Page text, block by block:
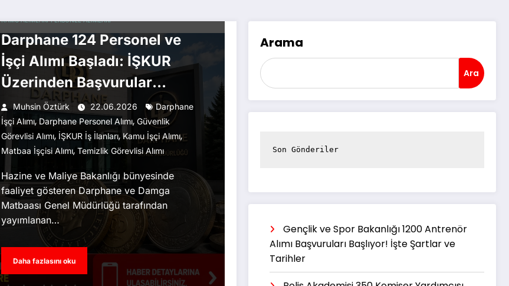
KAMU ALIMLARI PERSONEL ALIMLARI
Darphane 124 Personel ve
İşçi Alımı Başladı: İŞKUR
Üzerinden Başvurular
Alınıyor
Muhsin Öztürk 22.06.2026
Darphane
İşçi Alımı, Darphane Personel Alımı, Güvenlik
Görevlisi Alımı, İŞKUR İş İlanları,Kamu İşçi Alımı,
Matbaa İşçisi Alımı, Temizlik Görevlisi Alımı
Hazine ve Maliye Bakanlığı bünyesinde
faaliyet gösteren Darphane ve Damga
Matbaası Genel Müdürlüğü tarafından
yayımlanan…
Daha fazlasını oku
Arama
Ara
Son Gönderiler
Gençlik ve Spor Bakanlığı 1200 Antrenör
Alımı Başvuruları Başlıyor! İşte Şartlar ve
Tarihler